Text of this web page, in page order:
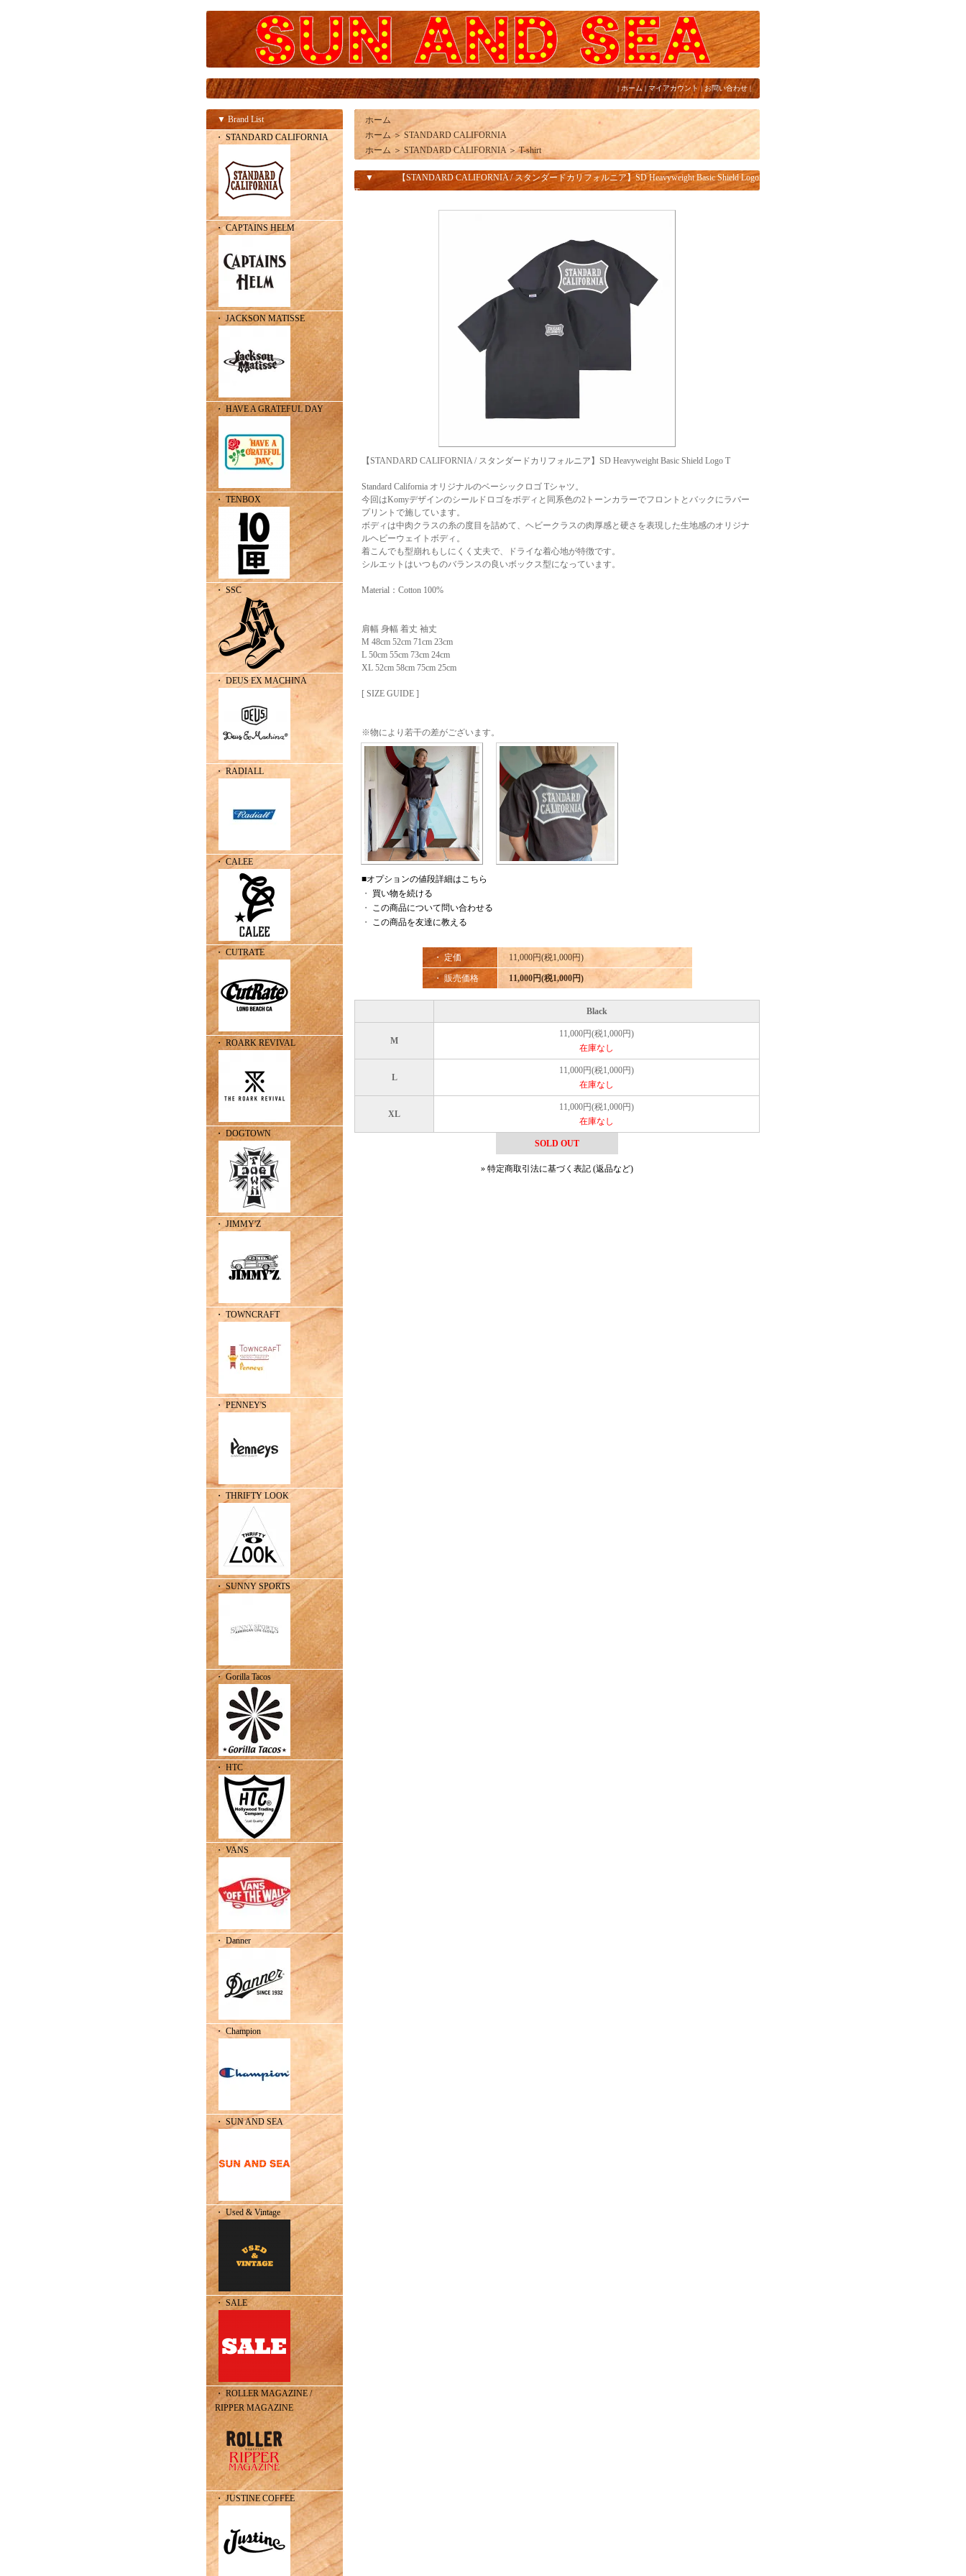
|ホーム|マイアカウント | お問い合わせ |
▼ Brand List
・ STANDARD CALIFORNIA
・ CAPTAINS HELM
・ JACKSON MATISSE
・ HAVE A GRATEFUL DAY
・ TENBOX
・ SSC
・ DEUS EX MACHINA
・ RADIALL
・ CALEE
・ CUTRATE
・ ROARK REVIVAL
・ DOGTOWN
・ JIMMY'Z
・ TOWNCRAFT
・ PENNEY'S
・ THRIFTY LOOK
・ SUNNY SPORTS
・ Gorilla Tacos
・ HTC
・ VANS
・ Danner
・ Champion
・ SUN AND SEA
・ Used & Vintage
・ SALE
・ ROLLER MAGAZINE /
RIPPER MAGAZINE
・ JUSTINE COFFEE
ホーム
ホーム ＞ STANDARD CALIFORNIA
ホーム ＞ STANDARD CALIFORNIA ＞ T-shirt
▼
【STANDARD CALIFORNIA / スタンダードカリフォルニア】SD Heavyweight Basic Shield Logo
T
【STANDARD CALIFORNIA / スタンダードカリフォルニア】SD Heavyweight Basic Shield Logo T
Standard California オリジナルのベーシックロゴ Tシャツ。
今回はKomyデザインのシールドロゴをボディと同系色の2トーンカラーでフロントとバックにラバー
プリントで施しています。
ボディは中肉クラスの糸の度目を詰めて、ヘビークラスの肉厚感と硬さを表現した生地感のオリジナ
ルヘビーウェイトボディ。
着こんでも型崩れもしにくく丈夫で、ドライな着心地が特徴です。
シルエットはいつものバランスの良いボックス型になっています。
Material：Cotton 100%
肩幅 身幅 着丈 袖丈
M 48cm 52cm 71cm 23cm
L 50cm 55cm 73cm 24cm
XL 52cm 58cm 75cm 25cm
[ SIZE GUIDE ]
※物により若干の差がございます。
■オプションの値段詳細はこちら
・ 買い物を続ける
・ この商品について問い合わせる
・ この商品を友達に教える
・ 定価 11,000円(税1,000円)
・ 販売価格 11,000円(税1,000円)
Black
M
11,000円(税1,000円)
在庫なし
L
11,000円(税1,000円)
在庫なし
XL
11,000円(税1,000円)
在庫なし
SOLD OUT
» 特定商取引法に基づく表記 (返品など)